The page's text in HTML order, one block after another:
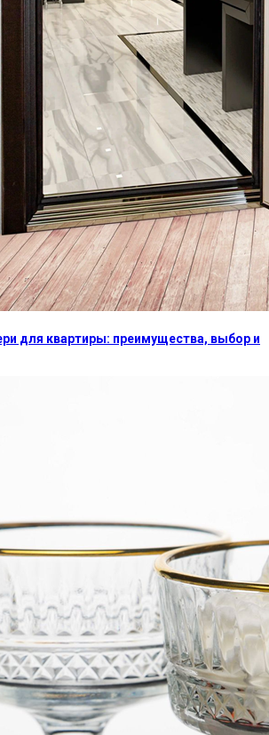
для квартиры: преимущества, выбор и